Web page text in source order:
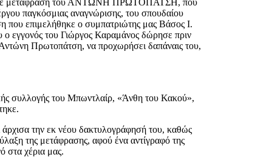
παγκόσμιας αναγνώρισης, του σπουδαίου
επιμελήθηκε ο συμπατριώτης μας Βάσος Ι.
ο εγγονός του Γιώργος Καραμάνος δώρησε πριν
Πρωτοπάτση, να προχωρήσει δαπάναις του,
συλλογής του Μπωντλαίρ, «Άνθη του Κακού»,
την εκ νέου δακτυλογράφησή του, καθώς
της μετάφρασης, αφού ένα αντίγραφό της
στα χέρια μας.